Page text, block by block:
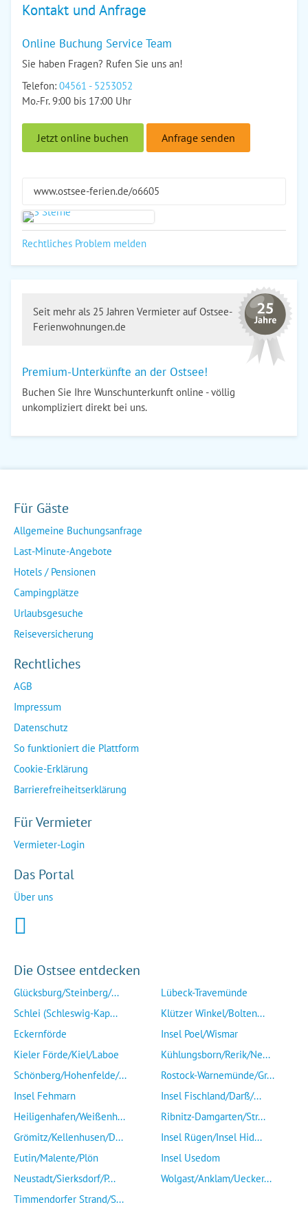
Kontakt und Anfrage
Online Buchung Service Team
Sie haben Fragen? Rufen Sie uns an!
Telefon: 04561 - 5253052
Mo.-Fr. 9:00 bis 17:00 Uhr
Jetzt online buchen Anfrage senden
www.ostsee-ferien.de/o6605
Rechtliches Problem melden
Seit mehr als 25 Jahren Vermieter auf Ostsee-
Ferienwohnungen.de
Premium-Unterkünfte an der Ostsee!
Buchen Sie Ihre Wunschunterkunft online - völlig
unkompliziert direkt bei uns.
Für Gäste
Allgemeine Buchungsanfrage
Last-Minute-Angebote
Hotels / Pensionen
Campingplätze
Urlaubsgesuche
Reiseversicherung
Rechtliches
AGB
Impressum
Datenschutz
So funktioniert die Plattform
Cookie-Erklärung
Barrierefreiheitserklärung
Für Vermieter
Vermieter-Login
Das Portal
Über uns
Die Ostsee entdecken
Glücksburg/Steinberg/...
Schlei (Schleswig-Kap...
Eckernförde
Kieler Förde/Kiel/Laboe
Schönberg/Hohenfelde/...
Insel Fehmarn
Heiligenhafen/Weißenh...
Grömitz/Kellenhusen/D...
Eutin/Malente/Plön
Neustadt/Sierksdorf/P...
Timmendorfer Strand/S...
Lübeck-Travemünde
Klützer Winkel/Bolten...
Insel Poel/Wismar
Kühlungsborn/Rerik/Ne...
Rostock-Warnemünde/Gr...
Insel Fischland/Darß/...
Ribnitz-Damgarten/Str...
Insel Rügen/Insel Hid...
Insel Usedom
Wolgast/Anklam/Uecker...